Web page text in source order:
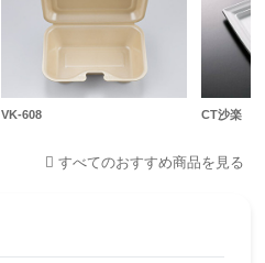
VK-608 CT沙楽
すべてのおすすめ商品を見る